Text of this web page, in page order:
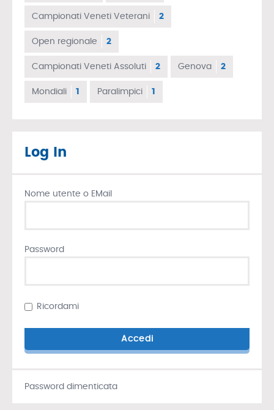
Campionati Veneti Veterani 2
Open regionale 2
Campionati Veneti Assoluti 2 Genova 2
Mondiali 1 Paralimpici 1
Log In
Nome utente o EMail
Password
Ricordami
Password dimenticata